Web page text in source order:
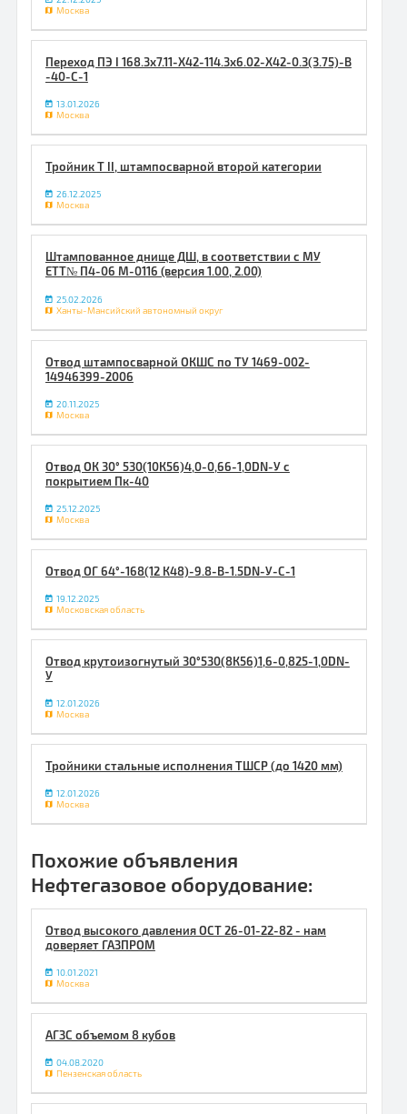
Москва
Переход ПЭ I 168.3x7.11-X42-114.3x6.02-X42-0.3(3.75)-В
-40-С-1
13.01.2026
Москва
Тройник Т II, штампосварной второй категории
26.12.2025
Москва
Штампованное днище ДШ, в соответствии с МУ
ЕТТ№ П4-06 М-0116 (версия 1.00, 2.00)
25.02.2026
Ханты-Мансийский автономный округ
Отвод штампосварной ОКШС по ТУ 1469-002-
14946399-2006
20.11.2025
Москва
Отвод ОК 30° 530(10К56)4,0-0,66-1,0DN-У с
покрытием Пк-40
25.12.2025
Москва
Отвод ОГ 64°-168(12 К48)-9.8-В-1.5DN-У-С-1
19.12.2025
Московская область
Отвод крутоизогнутый 30°530(8К56)1,6-0,825-1,0DN-
У
12.01.2026
Москва
Тройники стальные исполнения ТШСР (до 1420 мм)
12.01.2026
Москва
Похожие объявления
Нефтегазовое оборудование:
Отвод высокого давления ОСТ 26-01-22-82 - нам
доверяет ГАЗПРОМ
10.01.2021
Москва
АГЗС объемом 8 кубов
04.08.2020
Пензенская область